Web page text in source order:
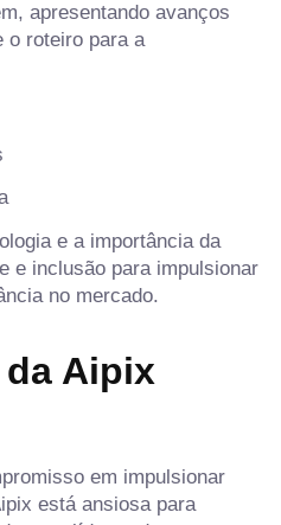
apresentando avanços
o roteiro para a
e a importância da
e inclusão para impulsionar
no mercado.
Aipix
em impulsionar
está ansiosa para